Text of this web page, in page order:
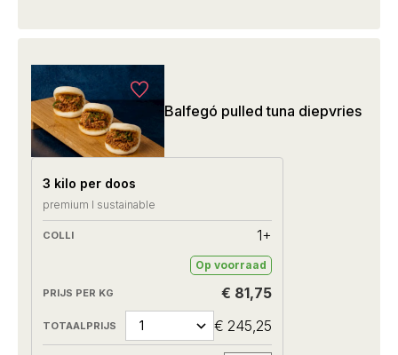
Balfegó pulled tuna diepvries
3 kilo per doos
premium I sustainable
1+
Op voorraad
€ 81,75
€ 245,25